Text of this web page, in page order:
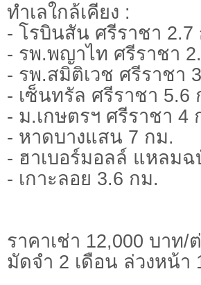
ทำเลใกล้เคียง :
- โรบินสัน ศรีราชา 2.7
- รพ.พญาไท ศรีราชา
- รพ.สมิติเวช ศรีราชา
- เซ็นทรัล ศรีราชา 5.6
- ม.เกษตรฯ ศรีราชา 4
- หาดบางแสน 7 กม.
- ฮาเบอร์มอลล์ แหลมฉ
- เกาะลอย 3.6 กม.
ราคาเช่า 12,000 บาท
มัดจำ 2 เดือน ล่วงหน้า